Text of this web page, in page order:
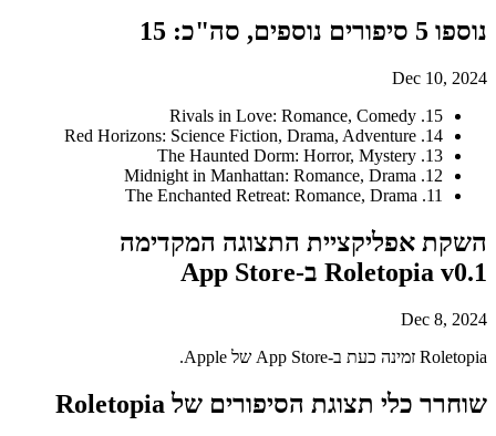
נוספו 5 סיפורים נוספים, סה"כ: 15
Dec 10, 2024
15. Rivals in Love: Romance, Comedy
14. Red Horizons: Science Fiction, Drama, Adventure
13. The Haunted Dorm: Horror, Mystery
12. Midnight in Manhattan: Romance, Drama
11. The Enchanted Retreat: Romance, Drama
השקת אפליקציית התצוגה המקדימה
Roletopia v0.1 ב-App Store
Dec 8, 2024
Roletopia זמינה כעת ב-App Store של Apple.
שוחרר כלי תצוגת הסיפורים של Roletopia